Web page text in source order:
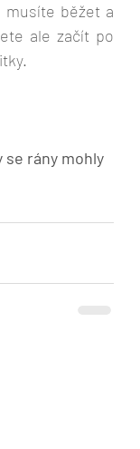
musíte běžet a
ale začít po
rány mohly